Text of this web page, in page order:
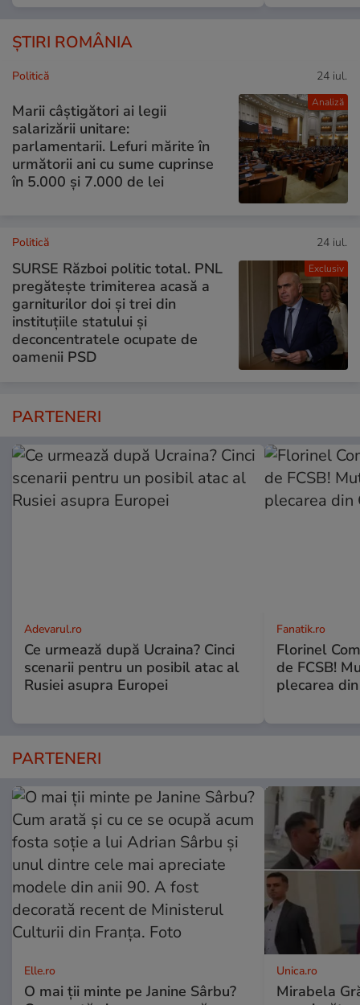
ȘTIRI ROMÂNIA
Analiză
Politică 24 iul.
Marii câștigători ai legii
salarizării unitare:
parlamentarii. Lefuri mărite în
următorii ani cu sume cuprinse
în 5.000 și 7.000 de lei
Exclusiv
Politică 24 iul.
SURSE Război politic total. PNL
pregătește trimiterea acasă a
garniturilor doi și trei din
instituțiile statului și
deconcentratele ocupate de
oamenii PSD
PARTENERI
Adevarul.ro
Ce urmează după Ucraina? Cinci
scenarii pentru un posibil atac al
Rusiei asupra Europei
Fanatik.ro
Florinel
de FCSB!
plecarea
PARTENERI
Elle.ro
O mai ții minte pe Janine Sârbu?
Unica.ro
Mirabela